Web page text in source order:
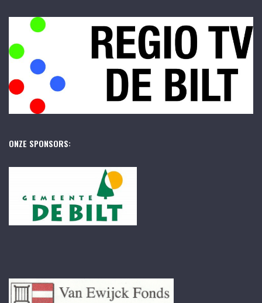
ONZE SPONSORS: